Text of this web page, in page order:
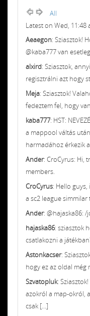
All
Latest on Wed, 11:48
Aeaegon: Sziasztok!
@kaba777 van
alxird: Sziasztok,
regisztrálni azt hogy
Meja: Sziasztok!
fedeztem fel, hogy
kaba777: HST:
a mappool váltás
harmadához érkezik
Ander: CroCyrus: Hi,
members.
CroCyrus: Hello
a sc2 league simmilar
Ander: @hajaska86:
hajaska86: sziasztok
csatlakozni a
Astonkacser:
hogy ez az oldal még
Szvatopluk:
azokról a map-okról,
csak [...]